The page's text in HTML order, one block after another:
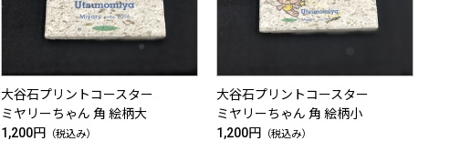
大谷石プリントコースター
ミヤリーちゃん 角 絵柄大
1,200円
（税込み）
大谷石プリントコースター
ミヤリーちゃん 角 絵柄小
1,200円
（税込み）